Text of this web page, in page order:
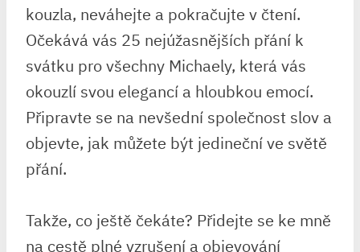
kouzla, neváhejte a pokračujte v čtení.
Očekává vás 25 nejúžasnějších přání k
svátku pro všechny Michaely, která vás
okouzlí svou elegancí a hloubkou emocí.
Připravte se na nevšední společnost slov a
objevte, jak můžete být jedineční ve světě
přání.
Takže, co ještě čekáte? Přidejte se ke mně
na cestě plné vzrušení a objevování